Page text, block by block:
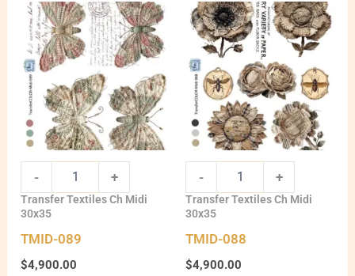
TMID-
089
quantity
- +
Transfer Textiles Ch Midi
30x35
TMID-089
$4,900.00
TMID-
088
quantity
- +
Transfer Textiles Ch Midi
30x35
TMID-088
$4,900.00